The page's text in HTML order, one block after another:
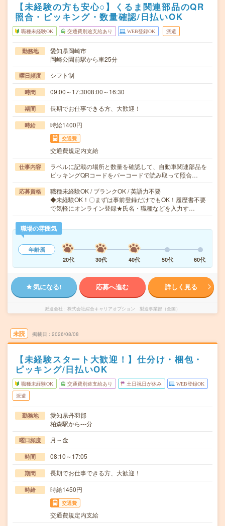
【未経験の方も安心○】くるま関連部品のQR
照合・ピッキング・数量確認/日払いOK
職種未経験OK 交通費別途支給あり WEB登録OK 派遣
勤務地
愛知県岡崎市
岡崎公園前駅から車25分
曜日頻度 シフト制
時間 09:00～17:3008:00～16:30
期間 長期でお仕事できる方、大歓迎！
時給 時給1400円
交通費
交通費規定内支給
仕事内容
ラベルに記載の場所と数量を確認して、自動車関連部品を
ピッキングQRコードをバーコードで読み取って照合…
応募資格
職種未経験OK / ブランクOK / 英語力不要
◆未経験OK！〇まずは事前登録だけでもOK！履歴書不要
で気軽にオンライン登録★氏名・職種などを入力す…
職場の雰囲気
年齢層
20代
30代 40代 50代 60代
気になる! 応募へ進む 詳しく見る
派遣会社 株式会社綜合キャリアオプション 製造事業部（全国）
未読 掲載日 2026/08/08
【未経験スタート大歓迎！】仕分け・梱包・
ピッキング/日払いOK
職種未経験OK 交通費別途支給あり 土日祝日が休み WEB登録OK
派遣
勤務地
愛知県丹羽郡
柏森駅から---分
曜日頻度 月～金
時間 08:10～17:05
期間 長期でお仕事できる方、大歓迎！
時給 時給1450円
交通費
交通費規定内支給